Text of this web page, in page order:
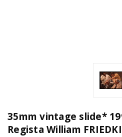
35mm vintage slide*
Regista William